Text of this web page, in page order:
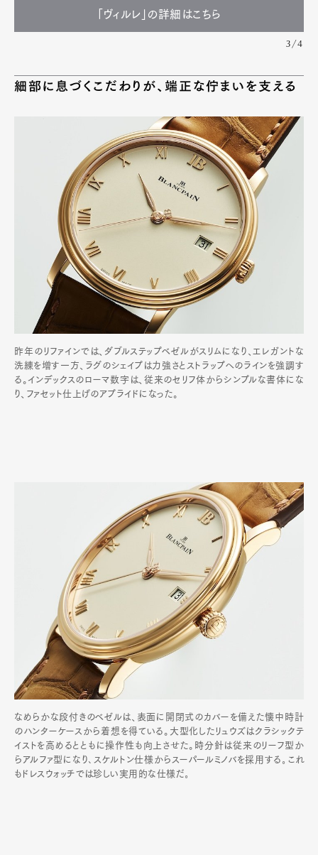
「ヴィルレ」の詳細はこちら
3/4
細部に息づくこだわりが、端正な佇まいを支える
昨年のリファインでは、ダブルステップベゼルがスリムになり、エレガントな
洗練を増す一方、ラグのシェイプは力強さとストラップへのラインを強調す
る。インデックスのローマ数字は、従来のセリフ体からシンプルな書体にな
り、ファセット仕上げのアプライドになった。
なめらかな段付きのベゼルは、表面に開閉式のカバーを備えた懐中時計
のハンターケースから着想を得ている。大型化したリュウズはクラシックテ
イストを高めるとともに操作性も向上させた。時分針は従来のリーフ型か
らアルファ型になり､スケルトン仕様からスーパールミノバを採用する｡これ
もドレスウォッチでは珍しい実用的な仕様だ｡